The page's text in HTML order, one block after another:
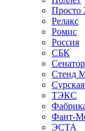
Просто
Релакс
Ромис
Россия
СБК
Сенатор
Стенд
ТЭКС
Фант-
ЭСТА